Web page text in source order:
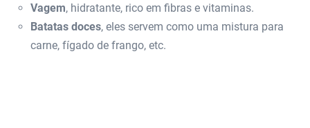
Vagem, hidratante, rico em fibras e vitaminas.
Batatas doces, eles servem como uma mistura para
carne, fígado de frango, etc.